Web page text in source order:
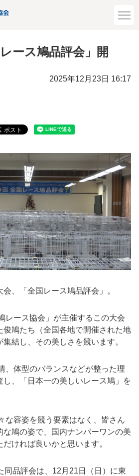
会
ース鳩品評会」開
2025年12月23日 16:17
、「全国レース鳩品評会」。
レース協会」が主催するこの大会
俊鳩たち（全国各地で開催された地
結し、その美しさを競います。
、体型のバランスなどが整った理
し、「日本一の美しいレース鳩」を
な容姿を競う要素はなく、皆さん
な鳩の姿で、国内ナンバーワンの美
ければ良いかと思います。
同品評会は、12月21日（日）に東